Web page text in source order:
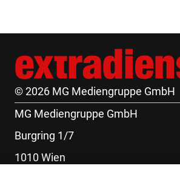
© 2026 MG Mediengruppe GmbH
MG Mediengruppe GmbH
Burgring 1/7
1010 Wien